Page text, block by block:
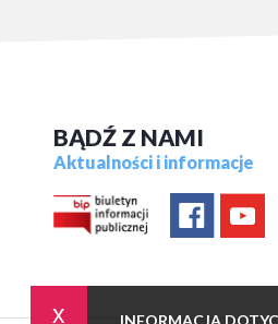
x INFORMACJA
BĄDŹ Z NAMI
Aktualności i informacje